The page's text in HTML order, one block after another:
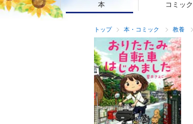
本 コミック
トップ 本・コミック 教養